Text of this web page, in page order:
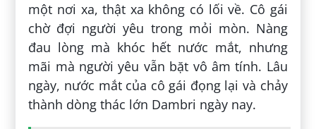
một nơi xa, thật xa không có lối về. Cô gái
chờ đợi người yêu trong mỏi mòn. Nàng
đau lòng mà khóc hết nước mắt, nhưng
mãi mà người yêu vẫn bặt vô âm tính. Lâu
ngày, nước mắt của cô gái đọng lại và chảy
thành dòng thác lớn Dambri ngày nay.